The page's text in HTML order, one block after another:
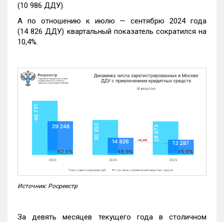
(10 986 ДДУ).
А по отношению к июлю — сентябрю 2024 года
(14 826 ДДУ) квартальный показатель сократился на
10,4%.
Источник: Росреестр
За девять месяцев текущего года в столичном